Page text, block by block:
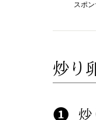
スポ
炒り
炒